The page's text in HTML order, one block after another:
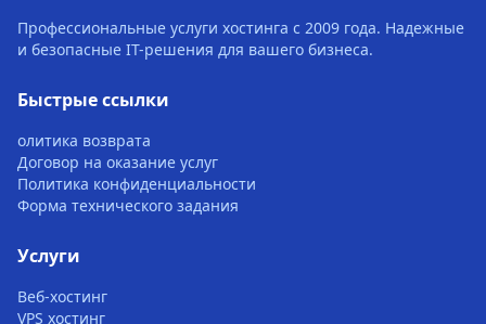
Профессиональные услуги хостинга с 2009 года. Надежные
и безопасные IT-решения для вашего бизнеса.
Быстрые ссылки
олитика возврата
Договор на оказание услуг
Политика конфиденциальности
Форма технического задания
Услуги
Веб-хостинг
VPS хостинг